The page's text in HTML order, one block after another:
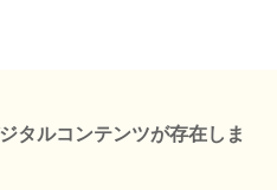
タルコンテンツが存在しま